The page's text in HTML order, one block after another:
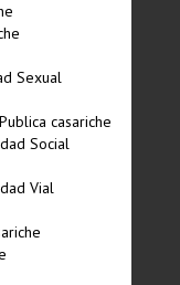
Sexual
casariche
Social
Vial